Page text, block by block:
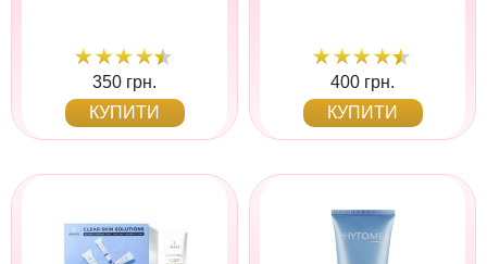
350 грн.
КУПИТИ
400 грн.
КУПИТИ